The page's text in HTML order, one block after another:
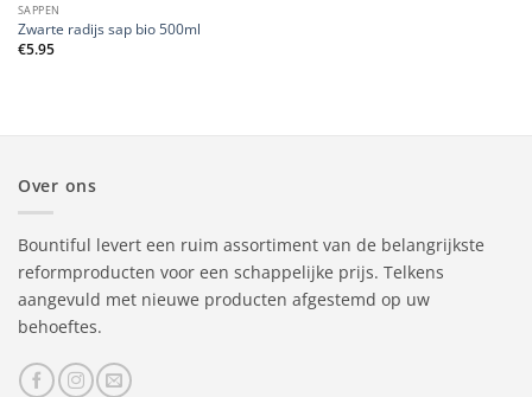
SAPPEN
Zwarte radijs sap bio 500ml
€5.95
Over ons
Bountiful levert een ruim assortiment van de belangrijkste
reformproducten voor een schappelijke prijs. Telkens
aangevuld met nieuwe producten afgestemd op uw
behoeftes.